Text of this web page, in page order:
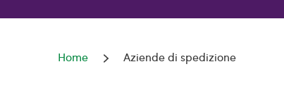
Home Aziende di spedizione